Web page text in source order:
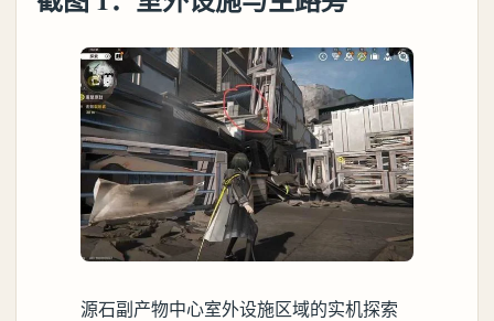
源石副产物中心室外设施区域的实机探索